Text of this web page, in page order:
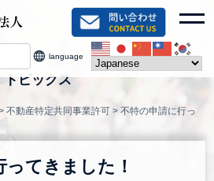
language
トピックス
不動産特定共同事業許可 >不特の申請に行っ
てきました！